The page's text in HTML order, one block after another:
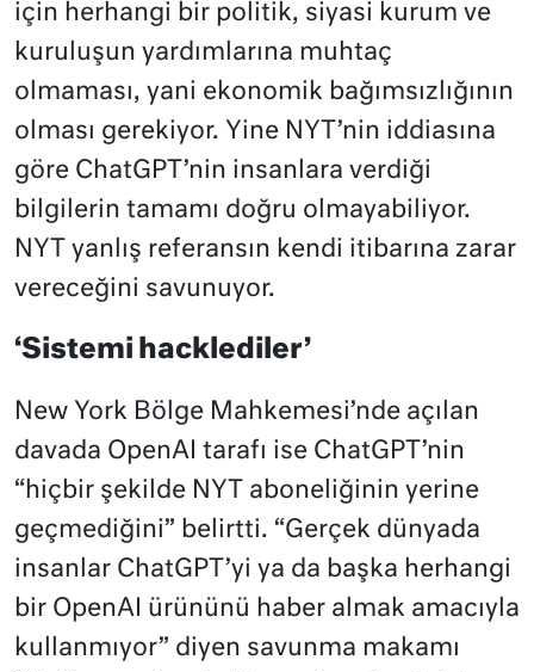
için herhangi bir politik, siyasi kurum ve
kuruluşun yardımlarına muhtaç
olmaması, yani ekonomik bağımsızlığının
olması gerekiyor. Yine NYT’nin iddiasına
göre ChatGPT’nin insanlara verdiği
bilgilerin tamamı doğru olmayabiliyor.
NYT yanlış referansın kendi itibarına zarar
vereceğini savunuyor.
‘Sistemi hacklediler’
New York Bölge Mahkemesi’nde açılan
davada OpenAI tarafı ise ChatGPT’nin
“hiçbir şekilde NYT aboneliğinin yerine
geçmediğini” belirtti. “Gerçek dünyada
insanlar ChatGPT’yi ya da başka herhangi
bir OpenAI ürününü haber almak amacıyla
kullanmıyor” diyen savunma makamı